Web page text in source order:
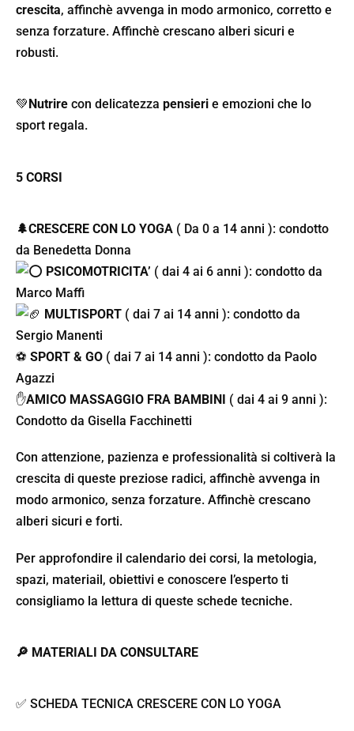
crescita, affinchè avvenga in modo armonico, corretto e
senza forzature. Affinchè crescano alberi sicuri e
robusti.
💚 Nutrire con delicatezza pensieri e emozioni che lo
sport regala.
5 CORSI
🌲CRESCERE CON LO YOGA ( Da 0 a 14 anni ): condotto
da Benedetta Donna
PSICOMOTRICITA’ ( dai 4 ai 6 anni ): condotto da
Marco Maffi
MULTISPORT ( dai 7 ai 14 anni ): condotto da
Sergio Manenti
⚽️ SPORT & GO ( dai 7 ai 14 anni ): condotto da Paolo
Agazzi
✋AMICO MASSAGGIO FRA BAMBINI
( dai 4 ai 9 anni ):
Condotto da Gisella Facchinetti
Con attenzione, pazienza e professionalità si coltiverà la
crescita di queste preziose radici, affinchè avvenga in
modo armonico, senza forzature. Affinchè crescano
alberi sicuri e forti.
Per approfondire il calendario dei corsi, la metologia,
spazi, materiail, obiettivi e conoscere l’esperto ti
consigliamo la lettura di queste schede tecniche.
🔎 MATERIALI DA CONSULTARE
✅ SCHEDA TECNICA CRESCERE CON LO YOGA